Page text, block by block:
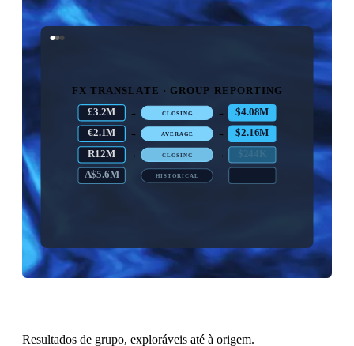
FX TRANSLATE · GROUP REPORTING
£3.2M
→ CLOSING →
$4.08M
€2.1M
→ AVERAGE → $2.31M
R12M → CLOSING →
$660K
A$5.6M
HISTORICAL
Resultados de grupo, exploráveis até à origem.